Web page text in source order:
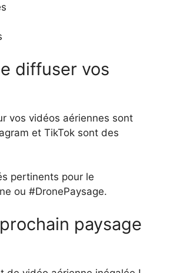
diffuser vos
vos vidéos aériennes sont
et TikTok sont des
pertinents pour le
ou #DronePaysage.
paysage